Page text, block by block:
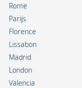
Rome
Parijs
Florence
Lissabon
Madrid
London
Valencia